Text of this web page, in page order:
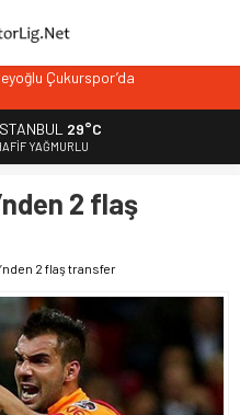
Çukurspor’da
yola devam
göreve başladı
altyapısı’na anlamlı
yeniden anlaştı
29°C
YAĞMURLU
2 flaş
2 flaş transfer